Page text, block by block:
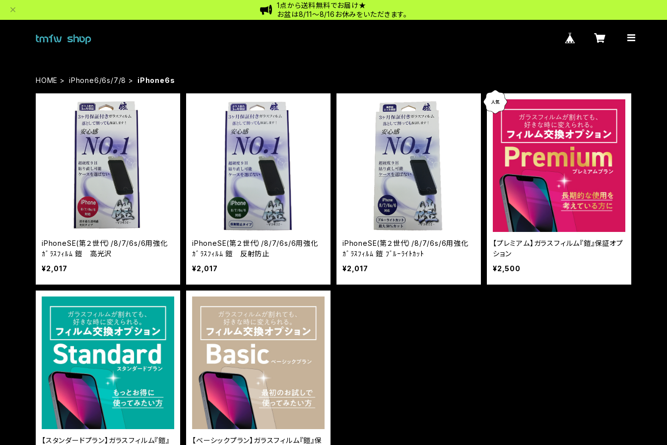
1点から送料無料でお届け★
お盆は8/11〜8/16お休みをいただきます。
HOME iPhone6/6s/7/8 iPhone6s
iPhoneSE(第２世代）/8/7/6s/6用強化
ｶﾞﾗｽﾌｨﾙﾑ 鎧 高光沢
¥2,017
iPhoneSE(第２世代）/8/7/6s/6用強化
ｶﾞﾗｽﾌｨﾙﾑ 鎧 反射防止
¥2,017
iPhoneSE(第２世代）/8/7/6s/6用強化
ｶﾞﾗｽﾌｨﾙﾑ 鎧 ﾌﾞﾙｰﾗｲﾄｶｯﾄ
¥2,017
【プレミアム】ガラスフィルム『鎧』保証オプ
ション
¥2,500
【スタンダードプラン】ガラスフィルム『鎧』 【ベーシックプラン】ガラスフィルム『鎧』保